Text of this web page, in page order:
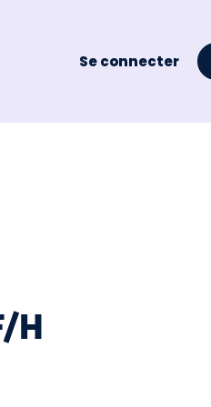
Se connecter
H